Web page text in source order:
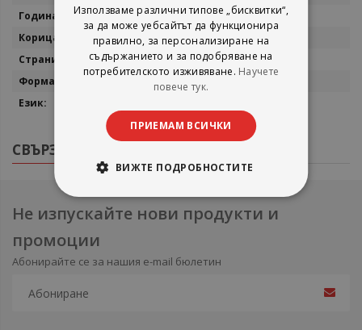
2000
Меки корици
141
СВЪРЗАНИ ПРОДУКТИ
Не изпускайте нови продукти и
промоции
Абонирайте се за нашия e-mail бюлетин
Използваме различни типове „бисквитки“,
за да може уебсайтът да функционира
правилно, за персонализиране на
съдържанието и за подобряване на
потребителското изживяване. Научете
повече тук.
ПРИЕМАМ ВСИЧКИ
ВИЖТЕ ПОДРОБНОСТИТЕ